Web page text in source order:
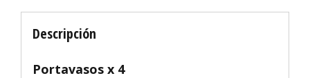
Descripción
Portavasos x 4